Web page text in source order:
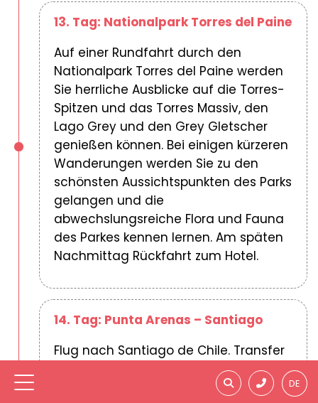
13. Tag: Nationalpark Torres del Paine
Auf einer Rundfahrt durch den
Nationalpark Torres del Paine werden
Sie herrliche Ausblicke auf die Torres-
Spitzen und das Torres Massiv, den
Lago Grey und den Grey Gletscher
genießen können. Bei einigen kürzeren
Wanderungen werden Sie zu den
schönsten Aussichtspunkten des Parks
gelangen und die
abwechslungsreiche Flora und Fauna
des Parkes kennen lernen. Am späten
Nachmittag Rückfahrt zum Hotel.
14. Tag: Punta Arenas – Santiago
Flug nach Santiago de Chile. Transfer
vom Flughafen in Santiago zum Hotel
in Santiago. Pullman Santiago El
DE